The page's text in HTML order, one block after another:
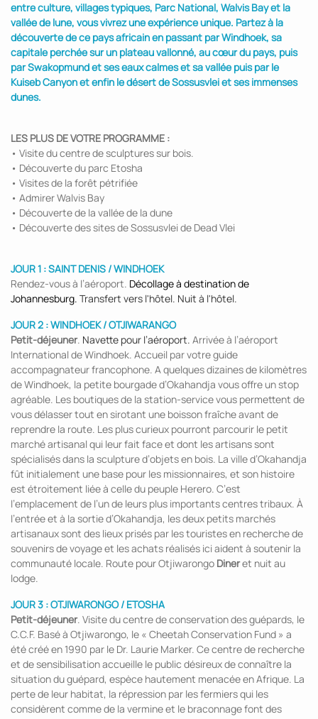
entre culture, villages typiques, Parc National, Walvis Bay et la
vallée de lune, vous vivrez une expérience unique. Partez à la
découverte de ce pays africain en passant par Windhoek, sa
capitale perchée sur un plateau vallonné, au cœur du pays, puis
par Swakopmund et ses eaux calmes et sa vallée puis par le
Kuiseb Canyon et enfin le désert de Sossusvlei et ses immenses
dunes.
LES PLUS DE VOTRE PROGRAMME :
• Visite du centre de sculptures sur bois.
• Découverte du parc Etosha
• Visites de la forêt pétrifiée
• Admirer Walvis Bay
• Découverte de la vallée de la dune
• Découverte des sites de Sossusvlei de Dead Vlei
JOUR 1 : SAINT DENIS / WINDHOEK
Rendez-vous à l’aéroport. Décollage à destination de
Johannesburg. Transfert vers l'hôtel. Nuit à l'hôtel.
JOUR 2 : WINDHOEK / OTJIWARANGO
Petit-déjeuner. Navette pour l’aéroport. Arrivée à l’aéroport
International de Windhoek. Accueil par votre guide
accompagnateur francophone. A quelques dizaines de kilomètres
de Windhoek, la petite bourgade d’Okahandja vous offre un stop
agréable. Les boutiques de la station-service vous permettent de
vous délasser tout en sirotant une boisson fraîche avant de
reprendre la route. Les plus curieux pourront parcourir le petit
marché artisanal qui leur fait face et dont les artisans sont
spécialisés dans la sculpture d’objets en bois. La ville d’Okahandja
fût initialement une base pour les missionnaires, et son histoire
est étroitement liée à celle du peuple Herero. C’est
l’emplacement de l’un de leurs plus importants centres tribaux. À
l’entrée et à la sortie d’Okahandja, les deux petits marchés
artisanaux sont des lieux prisés par les touristes en recherche de
souvenirs de voyage et les achats réalisés ici aident à soutenir la
communauté locale. Route pour Otjiwarongo Dineret nuit au
lodge.
JOUR 3 : OTJIWARONGO / ETOSHA
Petit-déjeuner. Visite du centre de conservation des guépards, le
C.C.F. Basé à Otjiwarongo, le « Cheetah Conservation Fund » a
été créé en 1990 par le Dr. Laurie Marker. Ce centre de recherche
et de sensibilisation accueille le public désireux de connaître la
situation du guépard, espèce hautement menacée en Afrique. La
perte de leur habitat, la répression par les fermiers qui les
considèrent comme de la vermine et le braconnage font des